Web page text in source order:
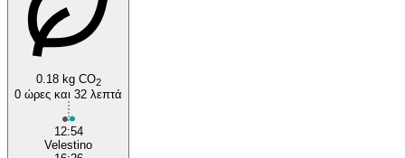
0.18 kg CO2
0 ώρες και 32 λεπτά
12:54
Velestino